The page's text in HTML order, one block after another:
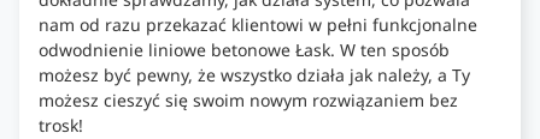
nam od razu przekazać klientowi w pełni funkcjonalne
odwodnienie liniowe betonowe Łask. W ten sposób
możesz być pewny, że wszystko działa jak należy, a Ty
możesz cieszyć się swoim nowym rozwiązaniem bez
trosk!